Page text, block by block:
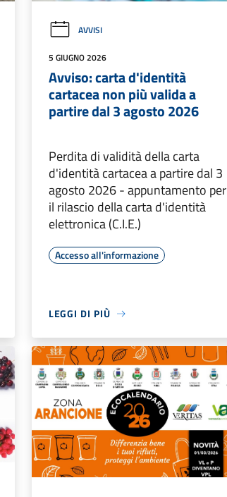
AVVISI
5 GIUGNO 2026
Avviso: carta d'identità
cartacea non più valida a
partire dal 3 agosto 2026
Perdita di validità della carta
d'identità cartacea a partire dal 3
agosto 2026 - appuntamento per
il rilascio della carta d'identità
elettronica (C.I.E.)
Accesso all'informazione
LEGGI DI PIÙ